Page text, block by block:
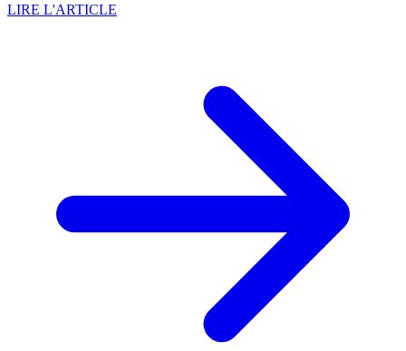
LIRE L'ARTICLE